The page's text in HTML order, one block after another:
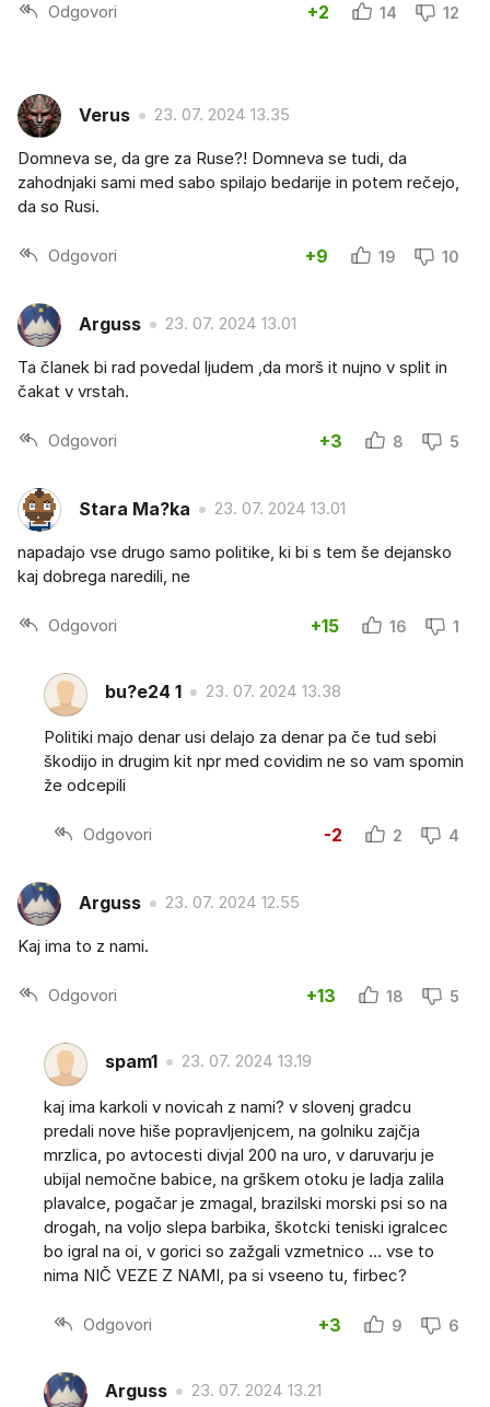
Odgovori +2 14 12
Verus 23. 07. 2024 13.35
Domneva se, da gre za Ruse?! Domneva se tudi, da
zahodnjaki sami med sabo spilajo bedarije in potem rečejo,
da so Rusi.
Odgovori +9 19 10
Arguss 23. 07. 2024 13.01
Ta članek bi rad povedal ljudem ,da morš it nujno v split in
čakat v vrstah.
Odgovori +3 8 5
Stara Ma?ka 23. 07. 2024 13.01
napadajo vse drugo samo politike, ki bi s tem še dejansko
kaj dobrega naredili, ne
Odgovori +15 16 1
bu?e24 1 23. 07. 2024 13.38
Politiki majo denar usi delajo za denar pa če tud sebi
škodijo in drugim kit npr med covidim ne so vam spomin
že odcepili
Odgovori -2 2 4
Arguss 23. 07. 2024 12.55
Kaj ima to z nami.
Odgovori +13 18 5
spam1 23. 07. 2024 13.19
kaj ima karkoli v novicah z nami? v slovenj gradcu
predali nove hiše popravljenjcem, na golniku zajčja
mrzlica, po avtocesti divjal 200 na uro, v daruvarju je
ubijal nemočne babice, na grškem otoku je ladja zalila
plavalce, pogačar je zmagal, brazilski morski psi so na
drogah, na voljo slepa barbika, škotcki teniski igralcec
bo igral na oi, v gorici so zažgali vzmetnico ... vse to
nima NIČ VEZE Z NAMI, pa si vseeno tu, firbec?
Odgovori +3 9 6
Arguss 23. 07. 2024 13.21